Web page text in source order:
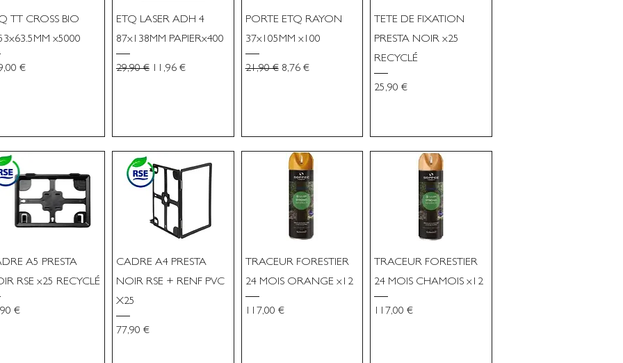
TT CROSS BIO
x5000
€
ETQ LASER ADH 4
87x138MM PAPIERx400
Prix original
29,90 € Prix promotionnel
11,96 €
PORTE ETQ RAYON
37x105MM x100
Prix original
21,90 € Prix promotionnel
8,76 €
TETE DE FIXATION
PRESTA NOIR x25
RECYCLÉ
Prix
25,90 €
A5 PRESTA
RSE x25 RECYCLÉ
€
CADRE A4 PRESTA
NOIR RSE + RENF PVC
X25
Prix
77,90 €
TRACEUR FORESTIER
24 MOIS ORANGE x12
Prix
117,00 €
TRACEUR FORESTIER
24 MOIS CHAMOIS x12
Prix
117,00 €